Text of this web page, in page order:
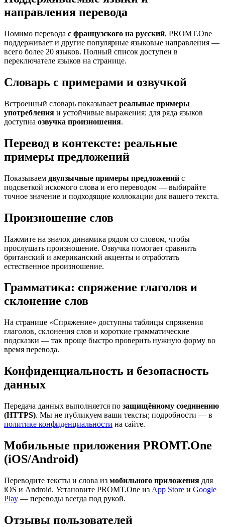
направления перевода
Помимо перевода с французского на русский, PROMT.One
поддерживает и другие популярные языковые направления —
всего более 20 языков. Полный список доступен в
переключателе языков на странице.
Словарь с примерами и озвучкой
Встроенный словарь показывает реальные примеры
употребления и устойчивые выражения; для ряда языков
доступна озвучка произношения.
Перевод в контексте: реальные
примеры предложений
Показываем двуязычные примеры предложений с
подсветкой искомого слова и его переводом — выбирайте
точное значение и подходящие коллокации для вашего текста.
Произношение слов
Нажмите на значок динамика рядом со словом, чтобы
прослушать произношение. Озвучка помогает сравнить
британский и американский акценты и отработать
естественное произношение.
Грамматика: спряжение глаголов и
склонение слов
На странице «Спряжение» доступны таблицы спряжения
глаголов, склонения слов и короткие грамматические
подсказки — так проще быстро проверить нужную форму во
время перевода.
Конфиденциальность и безопасность
данных
Передача данных выполняется по защищённому соединению
(HTTPS). Мы не публикуем ваши тексты; подробности — в
политике конфиденциальности на сайте.
Мобильные приложения PROMT.One
(iOS/Android)
Переводите тексты и слова из мобильного приложения для
iOS и Android. Установите PROMT.One из App Store и Google
Play — переводы всегда под рукой.
Отзывы пользователей